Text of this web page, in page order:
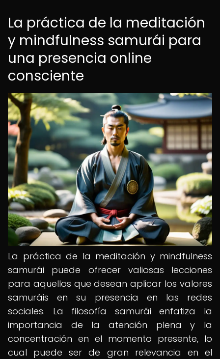
La práctica de la meditación
y mindfulness samurái para
una presencia online
consciente
La práctica de la meditación y mindfulness
samurái puede ofrecer valiosas lecciones
para aquellos que desean aplicar los valores
samuráis en su presencia en las redes
sociales. La filosofía samurái enfatiza la
importancia de la atención plena y la
concentración en el momento presente, lo
cual puede ser de gran relevancia en el